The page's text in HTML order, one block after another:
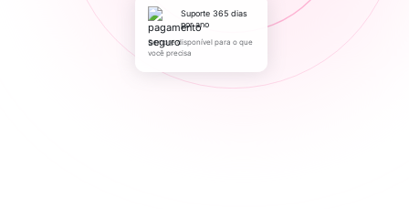
Suporte 365 dias
por ano
Sempre disponível para o que
você precisa